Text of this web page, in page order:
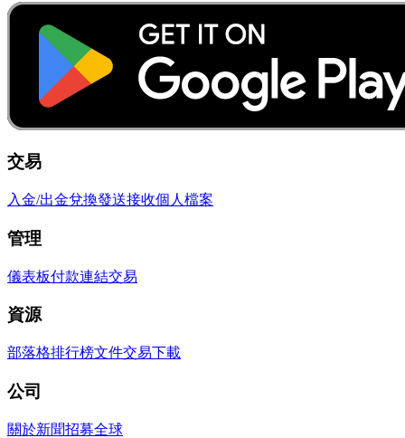
交易
入金/出金兌換發送接收個人檔案
管理
儀表板付款連結交易
資源
部落格排行榜文件交易下載
公司
關於新聞招募全球